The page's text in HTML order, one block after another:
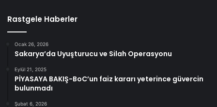
Rastgele Haberler
Ocak 26, 2026
Sakarya’da Uyuşturucu ve Silah Operasyonu
Eylül 21, 2025
PİYASAYA BAKIŞ-BoC’un faiz kararı yeterince güvercin
bulunmadı
Şubat 6, 2026